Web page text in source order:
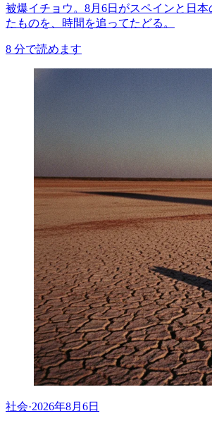
被爆イチョウ。8月6日がスペインと日本
たものを、時間を追ってたどる。
8 分で読めます
社会·2026年8月6日